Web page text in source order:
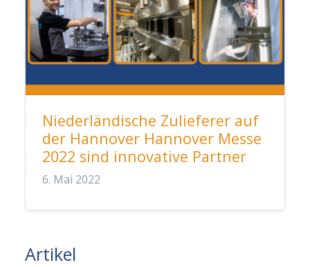
Niederländische Zulieferer auf
der Hannover Hannover Messe
2022 sind innovative Partner
6. Mai 2022
Artikel